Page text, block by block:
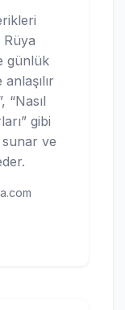
günlük
“Nasıl
gibi
sunar ve